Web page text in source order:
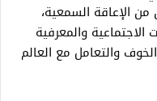
الإعاقة السمعية،
والمعرفية
والتعامل مع العالم